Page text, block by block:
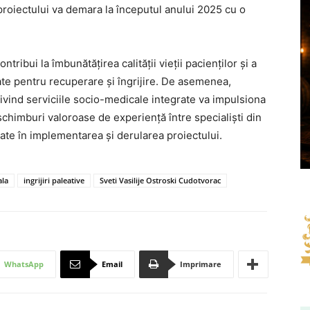
va demara la începutul anului 2025 cu o
la îmbunătățirea calității vieții pacienților și a
pentru recuperare și îngrijire. De asemenea,
serviciile socio-medicale integrate va impulsiona
valoroase de experiență între specialiști din
în implementarea și derularea proiectului.
ingrijiri paleative Sveti Vasilije Ostroski Cudotvorac
WhatsApp Email Imprimare